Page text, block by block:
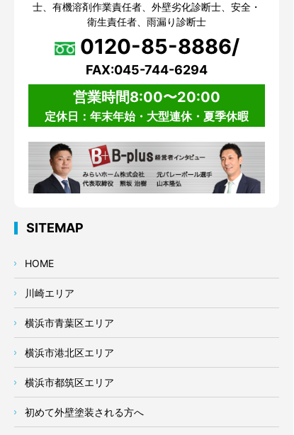
士、有機溶剤作業責任者、外壁劣化診断士、安全・
衛生責任者、雨漏り診断士
0120-85-8886/
FAX:045-744-6294
営業時間8:00〜20:00
定休日：年末年始・大型連休・夏季休暇
SITEMAP
HOME
川崎エリア
横浜市青葉区エリア
横浜市港北区エリア
横浜市都筑区エリア
初めて外壁塗装される方へ